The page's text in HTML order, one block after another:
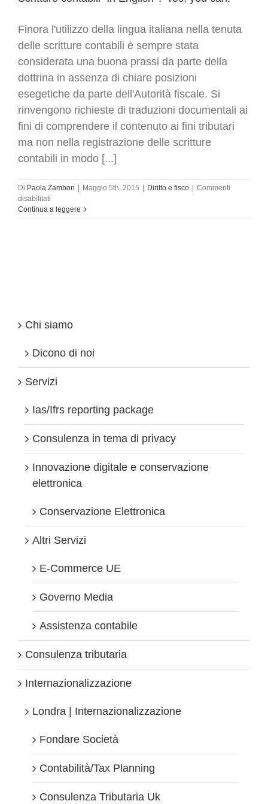
Finora l'utilizzo della lingua italiana nella tenuta
delle scritture contabili è sempre stata
considerata una buona prassi da parte della
dottrina in assenza di chiare posizioni
esegetiche da parte dell'Autorità fiscale. Si
rinvengono richieste di traduzioni documentali ai
fini di comprendere il contenuto ai fini tributari
ma non nella registrazione delle scritture
contabili in modo [...]
Di Paola Zambon Maggio 5th, 2015 Diritto e fisco
Commenti
disabilitati
Scritture
contabili
Continua a leggere
Chi siamo
Dicono di noi
Servizi
Ias/Ifrs reporting package
Consulenza in tema di privacy
Innovazione digitale e conservazione
elettronica
Conservazione Elettronica
Altri Servizi
E-Commerce UE
Governo Media
Assistenza contabile
Consulenza tributaria
Internazionalizzazione
Londra | Internazionalizzazione
Fondare Società
Contabilità/Tax Planning
Consulenza Tributaria Uk